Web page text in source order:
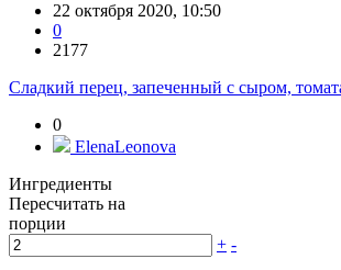
22 октября 2020, 10:50
0
2177
Сладкий перец, запеченный с сыром,
0
ElenaLeonova
Ингредиенты
Пересчитать на
порции
+ -